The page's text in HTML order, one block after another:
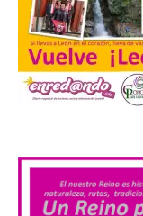
Laciana
disfrutar el